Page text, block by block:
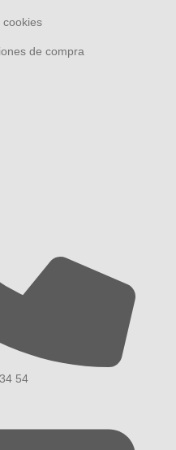
cookies
de compra
54